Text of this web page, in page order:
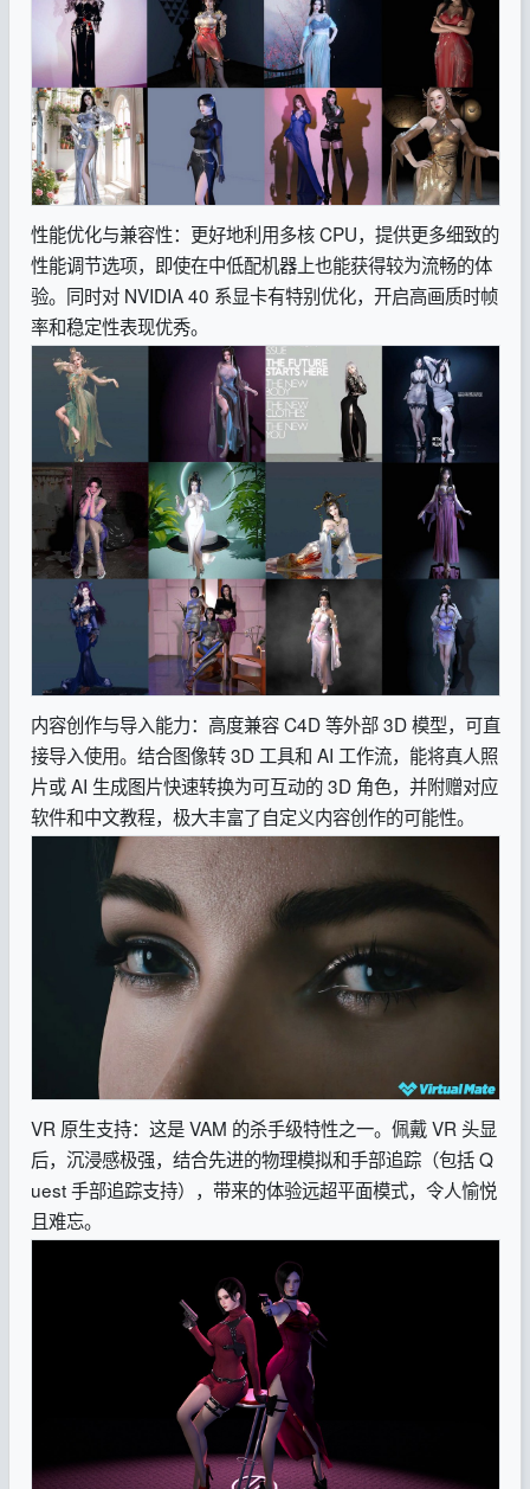
性能优化与兼容性：更好地利用多核 CPU，提供更多细致的
性能调节选项，即使在中低配机器上也能获得较为流畅的体
验。同时对 NVIDIA 40 系显卡有特别优化，开启高画质时帧
率和稳定性表现优秀。
内容创作与导入能力：高度兼容 C4D 等外部 3D 模型，可直
接导入使用。结合图像转 3D 工具和 AI 工作流，能将真人照
片或 AI 生成图片快速转换为可互动的 3D 角色，并附赠对应
软件和中文教程，极大丰富了自定义内容创作的可能性。
VR 原生支持：这是 VAM 的杀手级特性之一。佩戴 VR 头显
后，沉浸感极强，结合先进的物理模拟和手部追踪（包括 Q
uest 手部追踪支持），带来的体验远超平面模式，令人愉悦
且难忘。